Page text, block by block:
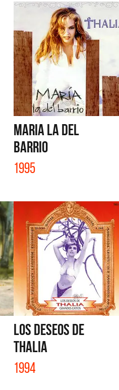
MARIA LA DEL
BARRIO
1995
LOS DESEOS DE
THALIA
1994